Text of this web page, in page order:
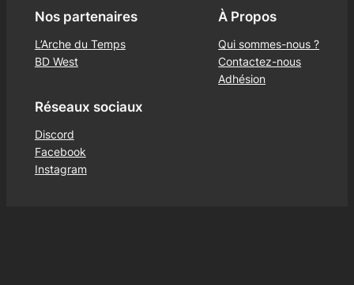
Nos partenaires
L’Arche du Temps
BD West
À Propos
Qui sommes-nous ?
Contactez-nous
Adhésion
Réseaux sociaux
Discord
Facebook
Instagram